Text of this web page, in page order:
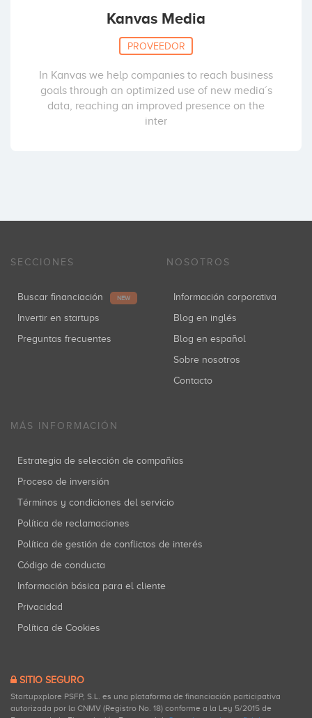
Kanvas Media
PROVEEDOR
In Kanvas we help companies to reach business
goals through an optimized use of new media´s
data, reaching an improved presence on the
inter
SECCIONES
Buscar financiación NEW
Invertir en startups
Preguntas frecuentes
NOSOTROS
Información corporativa
Blog en inglés
Blog en español
Sobre nosotros
Contacto
MÁS INFORMACIÓN
Estrategia de selección de compañías
Proceso de inversión
Términos y condiciones del servicio
Política de reclamaciones
Política de gestión de conflictos de interés
Código de conducta
Información básica para el cliente
Privacidad
Política de Cookies
SITIO SEGURO
Startupxplore PSFP, S.L. es una plataforma de financiación participativa
autorizada por la CNMV (Registro No. 18) conforme a la Ley 5/2015 de